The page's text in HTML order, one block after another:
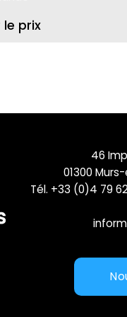
prix
46
01300
Tél. +33 (0)4 79